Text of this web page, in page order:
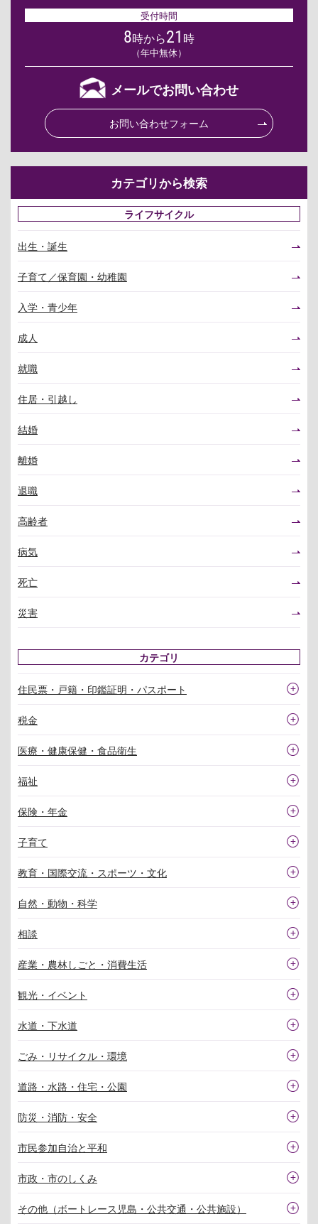
受付時間
8時から21 時
（年中無休）
メールでお問い合わせ
お問い合わせフォーム
カテゴリから検索
ライフサイクル
出生・誕生
子育て／保育園・幼稚園
入学・青少年
成人
就職
住居・引越し
結婚
離婚
退職
高齢者
病気
死亡
災害
カテゴリ
住民票・戸籍・印鑑証明・パスポート
税金
医療・健康保健・食品衛生
福祉
保険・年金
子育て
教育・国際交流・スポーツ・文化
自然・動物・科学
相談
産業・農林しごと・消費生活
観光・イベント
水道・下水道
ごみ・リサイクル・環境
道路・水路・住宅・公園
防災・消防・安全
市民参加自治と平和
市政・市のしくみ
その他（ボートレース児島・公共交通・公共施設）